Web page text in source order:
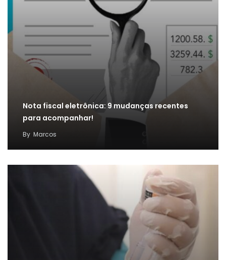
Nota fiscal eletrônica: 9 mudanças recentes
para acompanhar!
By Marcos